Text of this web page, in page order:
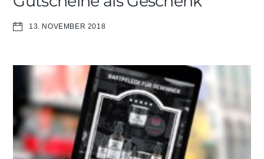
13. NOVEMBER 2018